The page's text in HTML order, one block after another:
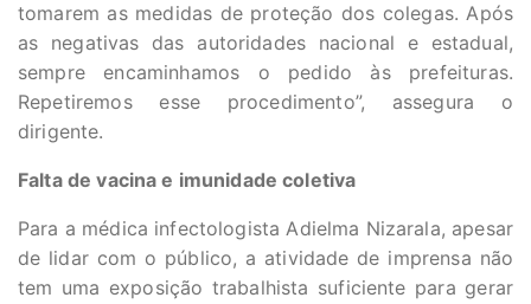
tomarem as medidas de proteção dos colegas. Após
as negativas das autoridades nacional e estadual,
sempre encaminhamos o pedido às prefeituras.
Repetiremos esse procedimento”, assegura o
dirigente.
Falta de vacina e imunidade coletiva
Para a médica infectologista Adielma Nizarala, apesar
de lidar com o público, a atividade de imprensa não
tem uma exposição trabalhista suficiente para gerar